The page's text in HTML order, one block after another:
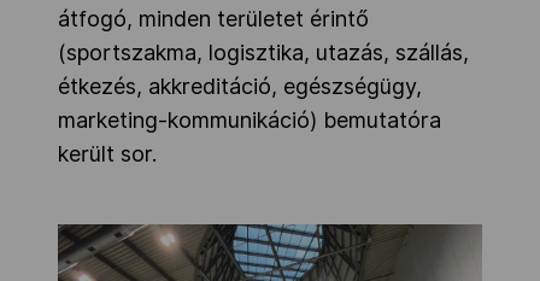
átfogó, minden területet érintő
(sportszakma, logisztika, utazás, szállás,
étkezés, akkreditáció, egészségügy,
marketing-kommunikáció) bemutatóra
került sor.